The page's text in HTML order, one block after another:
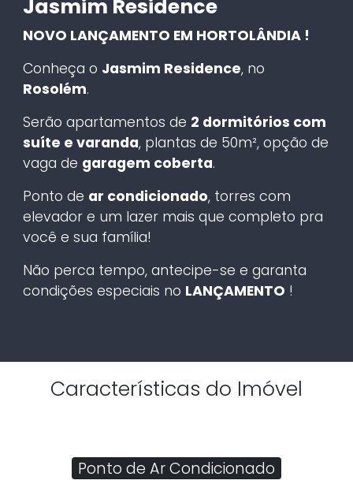
Jasmim Residence
NOVO LANÇAMENTO EM HORTOLÂNDIA !
Conheça o Jasmim Residence, no
Rosolém.
Serão apartamentos de 2 dormitórios com
suíte e varanda, plantas de 50m², opção de
vaga de garagem coberta.
Ponto de ar condicionado, torres com
elevador e um lazer mais que completo pra
você e sua família!
Não perca tempo, antecipe-se e garanta
condições especiais no LANÇAMENTO !
Características do Imóvel
Ponto de Ar Condicionado